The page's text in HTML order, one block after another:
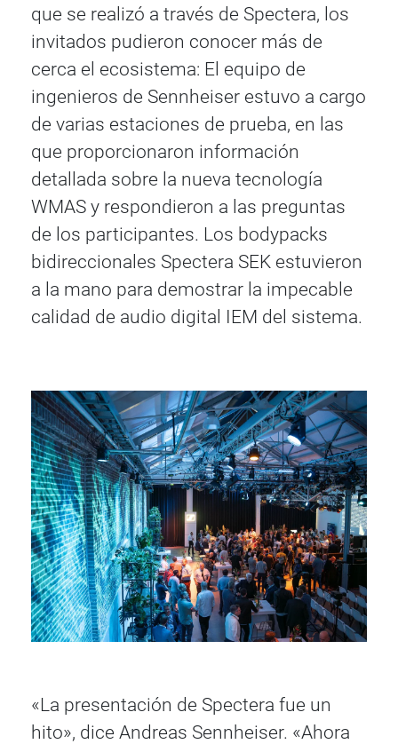
que se realizó a través de Spectera, los
invitados pudieron conocer más de
cerca el ecosistema: El equipo de
ingenieros de Sennheiser estuvo a cargo
de varias estaciones de prueba, en las
que proporcionaron información
detallada sobre la nueva tecnología
WMAS y respondieron a las preguntas
de los participantes. Los bodypacks
bidireccionales Spectera SEK estuvieron
a la mano para demostrar la impecable
calidad de audio digital IEM del sistema.
«La presentación de Spectera fue un
hito», dice Andreas Sennheiser. «Ahora